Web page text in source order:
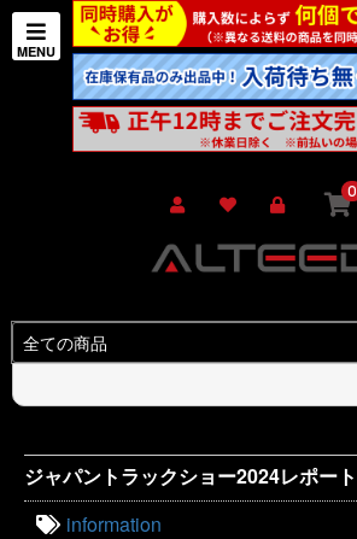
0
ジャパントラックショー2024レポート
information